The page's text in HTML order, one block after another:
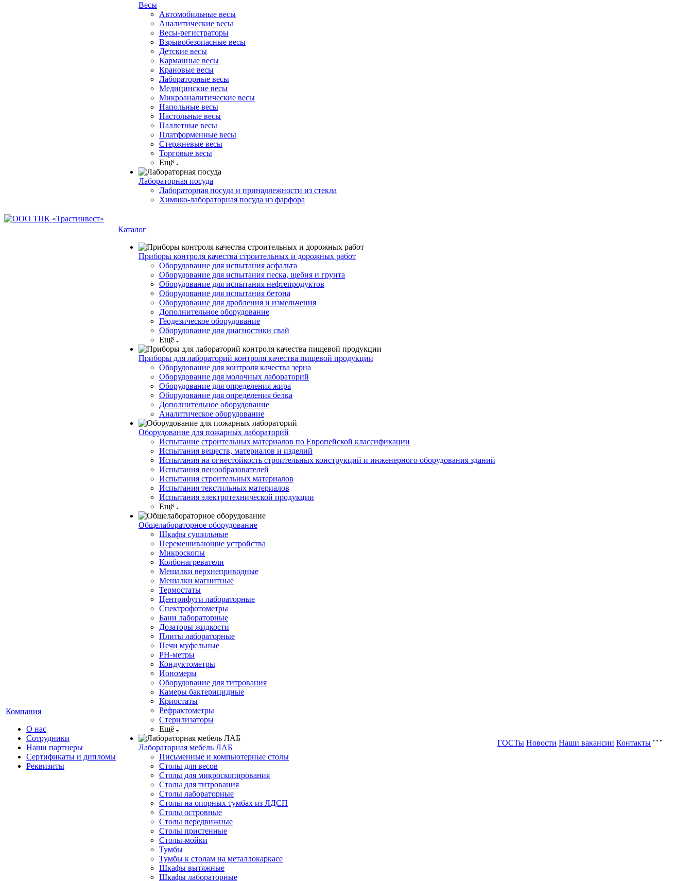
Весы
Автомобильные весы
Аналитические весы
Весы-регистраторы
Взрывобезопасные весы
Детские весы
Карманные весы
Крановые весы
Лабораторные весы
Медицинские весы
Микроаналитические весы
Напольные весы
Настольные весы
Паллетные весы
Платформенные весы
Стержневые весы
Торговые весы
Ещё
Лабораторная посуда
Лабораторная посуда и принадлежности из стекла
Химико-лабораторная посуда из фарфора
Компания
О нас
Сотрудники
Наши партнеры
Сертификаты и дипломы
Реквизиты
Каталог
Приборы контроля качества строительных и дорожных работ
Оборудование для испытания асфальта
Оборудование для испытания песка, щебня и грунта
Оборудование для испытания нефтепродуктов
Оборудование для испытания бетона
Оборудование для дробления и измельчения
Дополнительное оборудование
Геодезическое оборудование
Оборудование для диагностики свай
Ещё
Приборы для лабораторий контроля качества пищевой продукции
Оборудование для контроля качества зерна
Оборудование для молочных лабораторий
Оборудование для определения жира
Оборудование для определения белка
Дополнительное оборудование
Аналитическое оборудование
Оборудование для пожарных лабораторий
Испытание строительных материалов по Европейской классификации
Испытания веществ, материалов и изделий
Испытания на огнестойкость строительных конструкций и инженерного оборудования зданий
Испытания пенообразователей
Испытания строительных материалов
Испытания текстильных материалов
Испытания электротехнической продукции
Ещё
Общелабораторное оборудование
Шкафы сушильные
Перемешивающие устройства
Микроскопы
Колбонагреватели
Мешалки верхнеприводные
Мешалки магнитные
Термостаты
Центрифуги лабораторные
Спектрофотометры
Бани лабораторные
Дозаторы жидкости
Плиты лабораторные
Печи муфельные
РН-метры
Кондуктометры
Иономеры
Оборудование для титрования
Камеры бактерицидные
Криостаты
Рефрактометры
Стерилизаторы
Ещё
Лабораторная мебель ЛАБ
Письменные и компьютерные столы
Столы для весов
Столы для микроскопирования
Столы для титрования
Столы лабораторные
Столы на опорных тумбах из ЛДСП
Столы островные
Столы передвижные
Столы пристенные
Столы-мойки
Тумбы
Тумбы к столам на металлокаркасе
Шкафы вытяжные
Шкафы лабораторные
ГОСТы Новости Наши вакансии Контакты